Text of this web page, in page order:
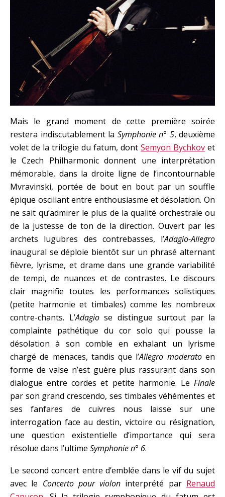
Mais le grand moment de cette première soirée
restera indiscutablement la Symphonie n° 5, deuxième
volet de la trilogie du fatum, dont Semyon Bychkov et
le Czech Philharmonic donnent une interprétation
mémorable, dans la droite ligne de l’incontournable
Mvravinski, portée de bout en bout par un souffle
épique oscillant entre enthousiasme et désolation. On
ne sait qu’admirer le plus de la qualité orchestrale ou
de la justesse de ton de la direction. Ouvert par les
archets lugubres des contrebasses, l’Adagio-Allegro
inaugural se déploie bientôt sur un phrasé alternant
fièvre, lyrisme, et drame dans une grande variabilité
de tempi, de nuances et de contrastes. Le discours
clair magnifie toutes les performances solistiques
(petite harmonie et timbales) comme les nombreux
contre-chants. L’Adagiose distingue surtout par la
complainte pathétique du cor solo qui pousse la
désolation à son comble en exhalant un lyrisme
chargé de menaces, tandis que l’Allegro moderatoen
forme de valse n’est guère plus rassurant dans son
dialogue entre cordes et petite harmonie. Le Finale
par son grand crescendo, ses timbales véhémentes et
ses fanfares de cuivres nous laisse sur une
interrogation face au destin, victoire ou résignation,
une question existentielle d’importance qui sera
résolue dans l’ultime Symphonie n° 6.
Le second concert entre d’emblée dans le vif du sujet
avec le Concerto pour violon interprété par Renaud